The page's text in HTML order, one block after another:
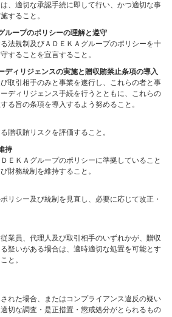
、適切な承認手続に即して行い、かつ適切な事
すること。
ループのポリシーの理解と遵守
法規制及びＡＤＥＫＡグループのポリシーを十
することを宣言すること。
ディリジェンスの実施と贈収賄禁止条項の導入
取引相手のみと事業を遂行し、これらの者と事
ディリジェンス手続を行うとともに、これらの
る旨の条項を導入するよう努めること。
贈収賄リスクを評価すること。
持
ＥＫＡグループのポリシーに準拠していること
財務統制を維持すること。
リシー及び統制を見直し、必要に応じて改正・
業員、代理人及び取引相手のいずれかが、贈収
疑いがある場合は、適時適切な処置を可能とす
と。
れた場合、またはコンプライアンス違反の疑い
切な調査・是正措置・懲戒処分がとられるもの